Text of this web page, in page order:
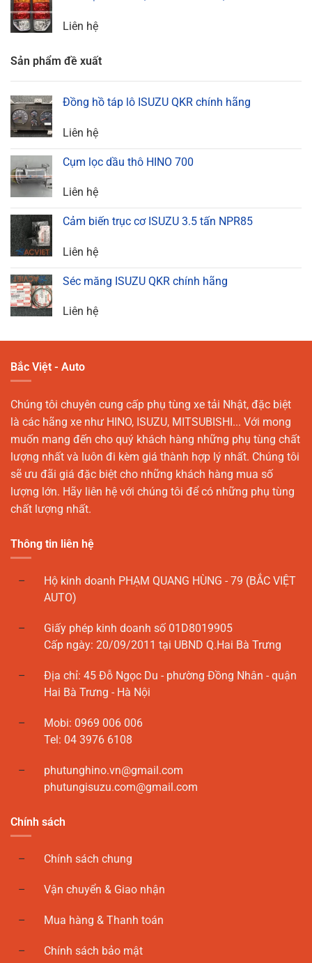
Liên hệ
Sản phẩm đề xuất
Đồng hồ táp lô ISUZU QKR chính hãng
Liên hệ
Cụm lọc dầu thô HINO 700
Liên hệ
Cảm biến trục cơ ISUZU 3.5 tấn NPR85
Liên hệ
Séc măng ISUZU QKR chính hãng
Liên hệ
Bắc Việt - Auto
Chúng tôi chuyên cung cấp phụ tùng xe tải Nhật, đặc biệt
là các hãng xe như HINO, ISUZU, MITSUBISHI... Với mong
muốn mang đến cho quý khách hàng những phụ tùng chất
lượng nhất và luôn đi kèm giá thành hợp lý nhất. Chúng tôi
sẽ ưu đãi giá đặc biệt cho những khách hàng mua số
lượng lớn. Hãy liên hệ với chúng tôi để có những phụ tùng
chất lượng nhất.
Thông tin liên hệ
Hộ kinh doanh PHẠM QUANG HÙNG - 79 (BẮC VIỆT
AUTO)
Giấy phép kinh doanh số 01D8019905
Cấp ngày: 20/09/2011 tại UBND Q.Hai Bà Trưng
Địa chỉ: 45 Đỗ Ngọc Du - phường Đồng Nhân - quận
Hai Bà Trưng - Hà Nội
Mobi: 0969 006 006
Tel: 04 3976 6108
phutunghino.vn@gmail.com
phutungisuzu.com@gmail.com
Chính sách
Chính sách chung
Vận chuyển & Giao nhận
Mua hàng & Thanh toán
Chính sách bảo mật